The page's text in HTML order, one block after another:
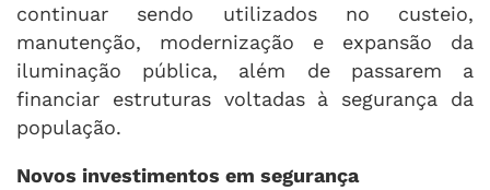
continuar sendo utilizados no custeio,
manutenção, modernização e expansão da
iluminação pública, além de passarem a
financiar estruturas voltadas à segurança da
população.
Novos investimentos em segurança